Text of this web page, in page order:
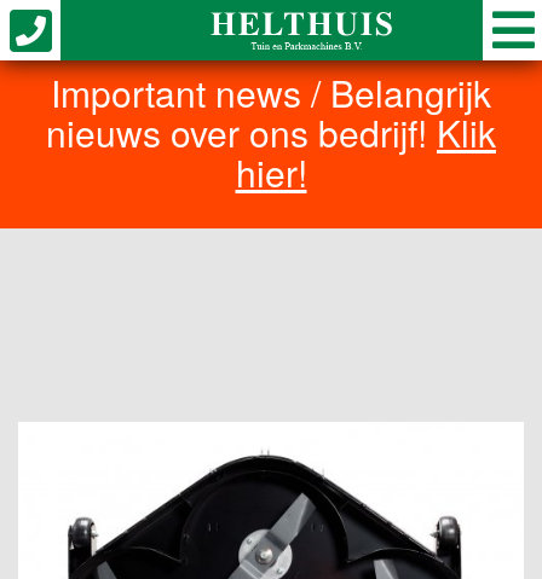
Important news / Belangrijk
nieuws over ons bedrijf!Klik
hier!